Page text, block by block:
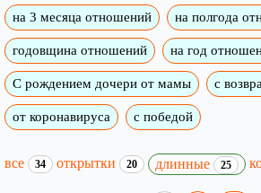
на 3 месяца отношений на полгода
годовщина отношений на год
С рождением дочери от мамы с
от коронавируса с победой
все 34 открытки 20 длинные 25